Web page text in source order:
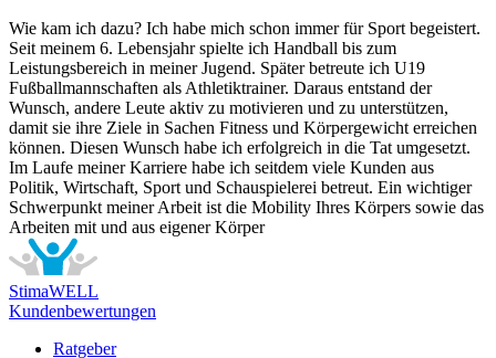
Wie kam ich dazu? Ich habe mich schon immer für Sport begeistert.
Seit meinem 6. Lebensjahr spielte ich Handball bis zum
Leistungsbereich in meiner Jugend. Später betreute ich U19
Fußballmannschaften als Athletiktrainer. Daraus entstand der
Wunsch, andere Leute aktiv zu motivieren und zu unterstützen,
damit sie ihre Ziele in Sachen Fitness und Körpergewicht erreichen
können. Diesen Wunsch habe ich erfolgreich in die Tat umgesetzt.
Im Laufe meiner Karriere habe ich seitdem viele Kunden aus
Politik, Wirtschaft, Sport und Schauspielerei betreut. Ein wichtiger
Schwerpunkt meiner Arbeit ist die Mobility Ihres Körpers sowie das
Arbeiten mit und aus eigener Körper
StimaWELL
Kunden­bewertungen
Ratgeber